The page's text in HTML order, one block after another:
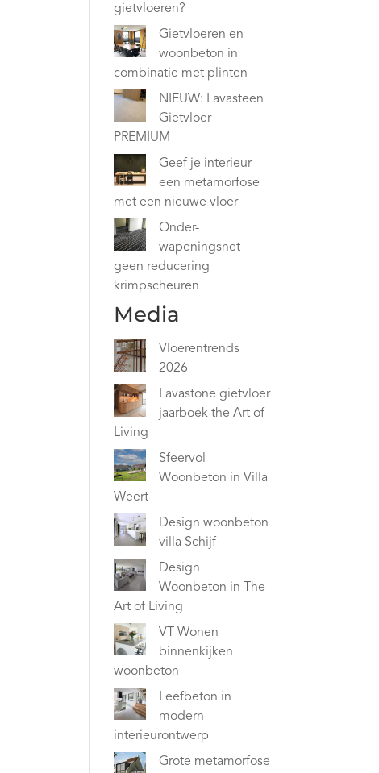
gietvloeren?
Gietvloeren en
woonbeton in
combinatie met plinten
NIEUW: Lavasteen
Gietvloer
PREMIUM
Geef je interieur
een metamorfose
met een nieuwe vloer
Onder-
wapeningsnet
geen reducering
krimpscheuren
Media
Vloerentrends
2026
Lavastone gietvloer
jaarboek the Art of
Living
Sfeervol
Woonbeton in Villa
Weert
Design woonbeton
villa Schijf
Design
Woonbeton in The
Art of Living
VT Wonen
binnenkijken
woonbeton
Leefbeton in
modern
interieurontwerp
Grote metamorfose